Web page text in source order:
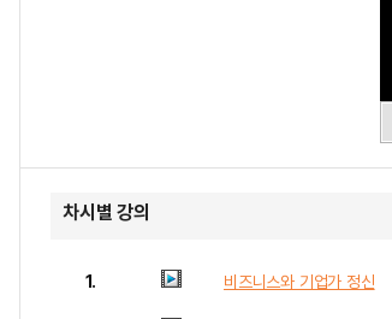
차시별 강의
1. 비즈니스와 기업가 정신